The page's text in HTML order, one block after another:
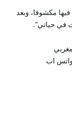
مكشوفا، وبعد
في حياتي”.
اب